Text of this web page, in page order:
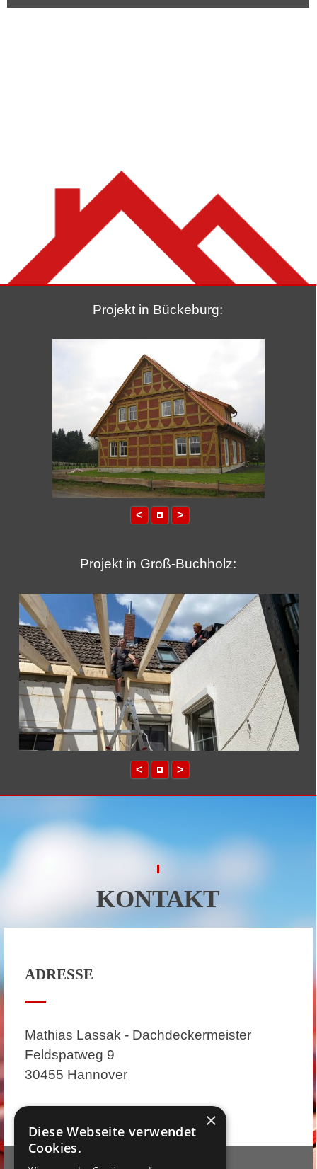
Projekt in Bückeburg:
< >
Projekt in Groß-Buchholz:
< >
KONTAKT
ADRESSE
Mathias Lassak - Dachdeckermeister
Feldspatweg 9
30455 Hannover
×
Diese Webseite verwendet
Cookies.